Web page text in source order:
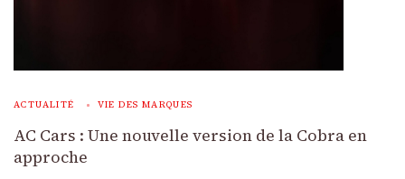
ACTUALITÉ VIE DES MARQUES
AC Cars : Une nouvelle version de la Cobra en
approche